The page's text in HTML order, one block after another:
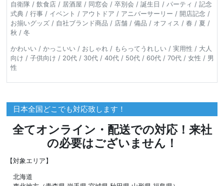
自衛隊 / 飲食店 / 居酒屋 / 同窓会 / 卒別会 / 誕生日 / パーティ / 記念
式典 / 行事 / イベント / アウトドア / アニバーサーリー / 開店記念 /
お揃いグッズ / 自社ブランド商品 / 店舗 / 備品 / オフィス / 春 / 夏 /
秋 / 冬
かわいい / かっこいい / おしゃれ / もらってうれしい / 実用性 / 大人
向け / 子供向け / 20代 / 30代 / 40代 / 50代 / 60代 / 70代 / 女性 / 男
性
日本全国どこでも対応致します！
全てオンライン・配送での対応！来社
の必要はございません！
【対象エリア】
北海道